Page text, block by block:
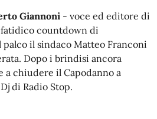
Giannoni - voce ed editore di
countdown di
il sindaco Matteo Franconi
Dopo i brindisi ancora
a chiudere il Capodanno a
di Radio Stop.